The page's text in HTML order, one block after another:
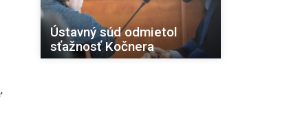
Ústavný súd odmietol
sťažnosť Kočnera